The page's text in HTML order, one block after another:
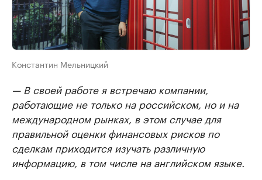
Константин Мельницкий
— В своей работе я встречаю компании,
работающие не только на российском, но и на
международном рынках, в этом случае для
правильной оценки финансовых рисков по
сделкам приходится изучать различную
информацию, в том числе на английском языке.